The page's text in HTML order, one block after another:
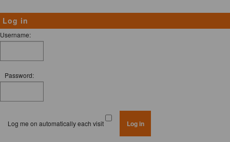
Log in
Username:
Password:
Log me on automatically each visit